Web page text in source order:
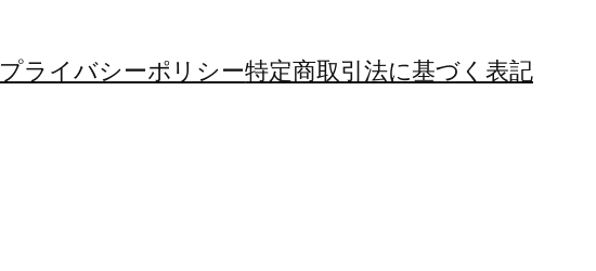
プライバシーポリシー特定商取引法に基づく表記